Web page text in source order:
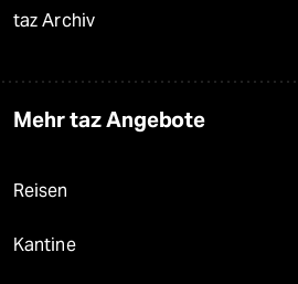
taz Archiv
Mehr taz Angebote
Reisen
Kantine